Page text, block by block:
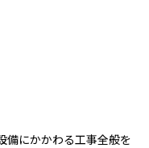
備にかかわる工事全般を